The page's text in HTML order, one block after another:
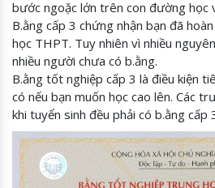
bước ngoặc lớn trên con đường học
B.ằng cấp 3 chứng nhận bạn đã
học THPT. Tuy nhiên vì nhiều
nhiều người chưa có b.ằng.
B.ằng tốt nghiệp cấp 3 là điều kiện
có nếu bạn muốn học cao lên. Các
khi tuyển sinh đều phải có b.ằng cấp